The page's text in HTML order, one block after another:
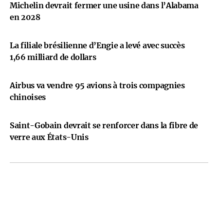
Michelin devrait fermer une usine dans l’Alabama
en 2028
La filiale brésilienne d’Engie a levé avec succès
1,66 milliard de dollars
Airbus va vendre 95 avions à trois compagnies
chinoises
Saint-Gobain devrait se renforcer dans la fibre de
verre aux États-Unis